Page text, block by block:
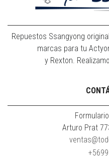
Repuestos Ssangyong
marcas para tu
y Rexton.
Arturo Prat